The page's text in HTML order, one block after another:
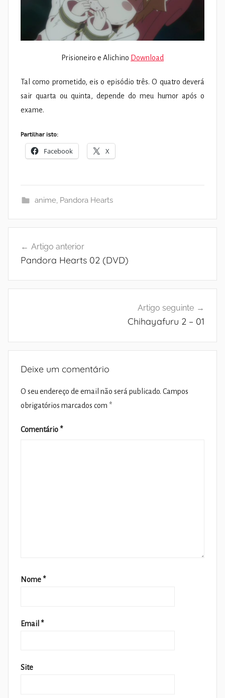
Prisioneiro e Alichino Download
Tal como prometido, eis o episódio três. O quatro deverá
sair quarta ou quinta, depende do meu humor após o
exame.
Partilhar isto:
Facebook X
anime, Pandora Hearts
de
Artigo anterior
Pandora Hearts 02 (DVD)
Artigo seguinte
Chihayafuru 2 – 01
Deixe um comentário
O seu endereço de email não será publicado. Campos
obrigatórios marcados com *
Comentário *
Nome *
Email *
Site